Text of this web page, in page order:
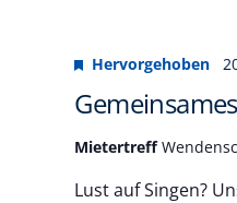
Hervorgehoben
Mietertreff
Lust auf Singen?